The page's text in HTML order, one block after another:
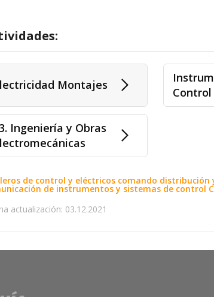
Montajes
Ingeniería y Obras
de control y eléctricos comando
de instrumentos y sistemas de control
actualización: 03.12.2021